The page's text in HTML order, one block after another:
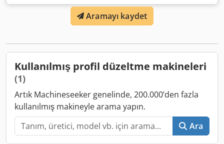
Skox Aicjf
Aramayı kaydet
Kullanılmış profil düzeltme makineleri
(1)
Artık Machineseeker genelinde, 200.000’den fazla
kullanılmış makineyle arama yapın.
Ara